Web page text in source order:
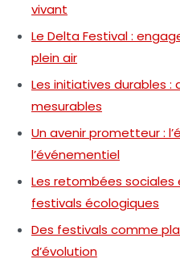
vivant
Le Delta Festival :
plein air
Les initiatives durables
mesurables
Un avenir prometteur :
l’événementiel
Les retombées
festivals écologiques
Des festivals comme
d’évolution